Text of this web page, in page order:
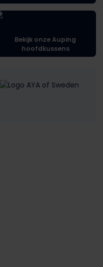
Bekijk onze Auping
hoofdkussens